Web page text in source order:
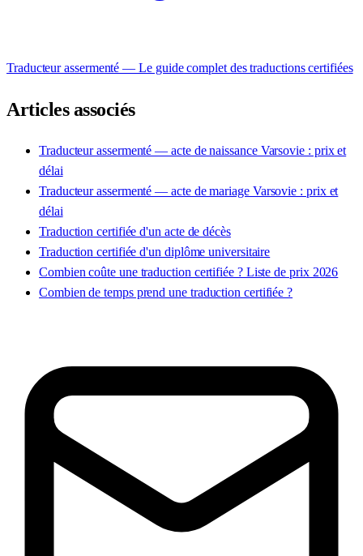
Traducteur assermenté — Le guide complet des traductions certifiées
Articles associés
Traducteur assermenté — acte de naissance Varsovie : prix et
délai
Traducteur assermenté — acte de mariage Varsovie : prix et
délai
Traduction certifiée d'un acte de décès
Traduction certifiée d'un diplôme universitaire
Combien coûte une traduction certifiée ? Liste de prix 2026
Combien de temps prend une traduction certifiée ?